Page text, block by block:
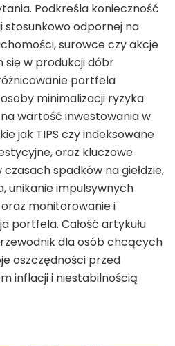
Podkreśla konieczność
stosunkowo odpornej na
surowce czy akcje
się w produkcji dóbr
portfela
minimalizacji ryzyka.
wartość inwestowania w
jak TIPS czy indeksowane
oraz kluczowe
spadków na giełdzie,
unikanie impulsywnych
monitorowanie i
portfela. Całość artykułu
dla osób chcących
oszczędności przed
inflacji i niestabilnością